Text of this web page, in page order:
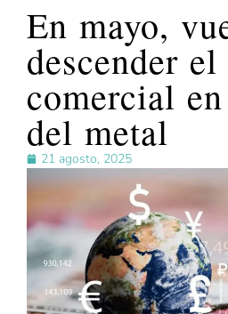
En mayo,
descender
comercial
del metal
21 agosto, 2025